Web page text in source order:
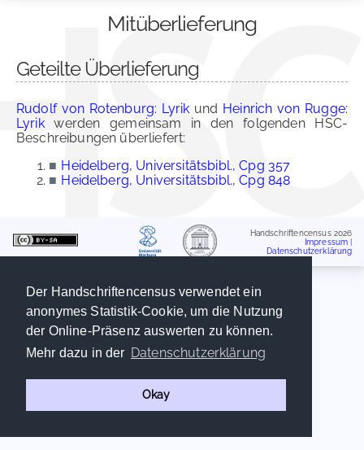
Der Handschriftencensus verwendet ein
anonymes Statistik-Cookie, um die Nutzung
der Online-Präsenz auswerten zu können.
Mehr dazu in der Datenschutzerklärung
Okay
Mitüberlieferung
Geteilte Überlieferung
Rudolf von Rotenburg: Lyrik und Heinrich von Rugge:
Lyrikwerden gemeinsam in den folgenden HSC-
Beschreibungen überliefert:
■ Heidelberg, Universitätsbibl., Cpg 357
■ Heidelberg, Universitätsbibl., Cpg 848
Handschriftencensus 2026
Impressum
Datenschutzerklärung